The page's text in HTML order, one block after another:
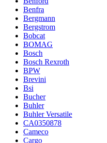
Benfra
Bergmann
Bergstrom
Bobcat
BOMAG
Bosch
Bosch Rexroth
BPW
Brevini
Bsi
Bucher
Buhler
Buhler Versatile
CA0350878
Cameco
Cargo